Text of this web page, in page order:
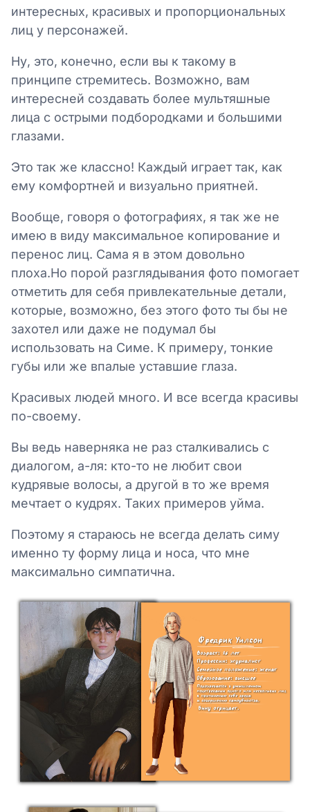
интересных, красивых и пропорциональных
лиц у персонажей.
Ну, это, конечно, если вы к такому в
принципе стремитесь. Возможно, вам
интересней создавать более мультяшные
лица с острыми подбородками и большими
глазами.
Это так же классно! Каждый играет так, как
ему комфортней и визуально приятней.
Вообще, говоря о фотографиях, я так же не
имею в виду максимальное копирование и
перенос лиц. Сама я в этом довольно
плоха.Но порой разглядывания фото помогает
отметить для себя привлекательные детали,
которые, возможно, без этого фото ты бы не
захотел или даже не подумал бы
использовать на Симе. К примеру, тонкие
губы или же впалые уставшие глаза.
Красивых людей много. И все всегда красивы
по-своему.
Вы ведь наверняка не раз сталкивались с
диалогом, а-ля: кто-то не любит свои
кудрявые волосы, а другой в то же время
мечтает о кудрях. Таких примеров уйма.
Поэтому я стараюсь не всегда делать симу
именно ту форму лица и носа, что мне
максимально симпатична.